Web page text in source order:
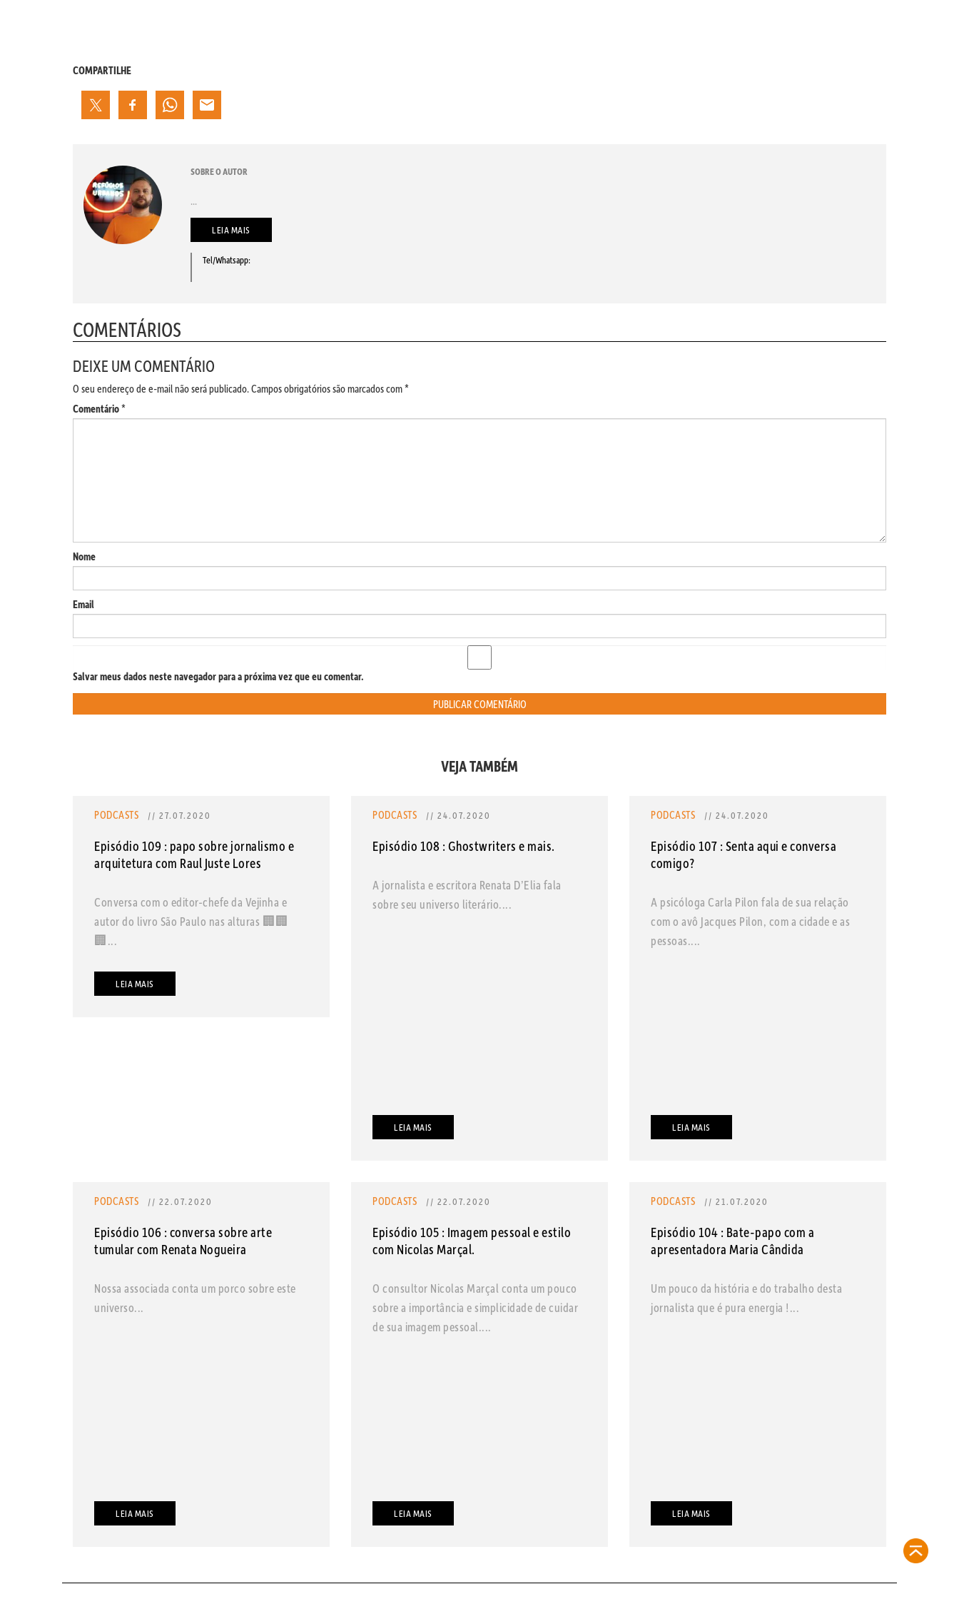
COMPARTILHE
SOBRE O AUTOR
...
LEIA MAIS
Tel/Whatsapp:
COMENTÁRIOS
DEIXE UM COMENTÁRIO
O seu endereço de e-mail não será publicado.Campos obrigatórios são marcados com*
Comentário*
Nome
Email
Salvar meus dados neste navegador para a próxima vez que eu comentar.
VEJA TAMBÉM
PODCASTS // 27.07.2020
Episódio 109 : papo sobre jornalismo e
arquitetura com Raul Juste Lores
Conversa com o editor-chefe da Vejinha e
autor do livro São Paulo nas alturas 🏢🏢
🏢...
LEIA MAIS
PODCASTS // 24.07.2020
Episódio 108 : Ghostwriters e mais.
A jornalista e escritora Renata D’Elia fala
sobre seu universo literário....
LEIA MAIS
PODCASTS // 24.07.2020
Episódio 107 : Senta aqui e conversa
comigo?
A psicóloga Carla Pilon fala de sua relação
com o avô Jacques Pilon, com a cidade e as
pessoas....
LEIA MAIS
PODCASTS // 22.07.2020
Episódio 106 : conversa sobre arte
tumular com Renata Nogueira
Nossa associada conta um porco sobre este
universo...
LEIA MAIS
PODCASTS // 22.07.2020
Episódio 105 : Imagem pessoal e estilo
com Nicolas Marçal.
O consultor Nicolas Marçal conta um pouco
sobre a importância e simplicidade de cuidar
de sua imagem pessoal....
LEIA MAIS
PODCASTS // 21.07.2020
Episódio 104 : Bate-papo com a
apresentadora Maria Cândida
Um pouco da história e do trabalho desta
jornalista que é pura energia !...
LEIA MAIS